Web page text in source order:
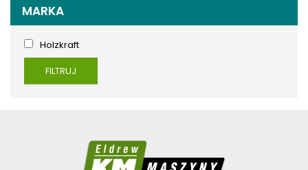
STRUGARKI DO DREWNA
STOJAKI HOLZSTAR
SZCZOTKARKI
KRAWĘDZIOWE
WIERTARKI POZIOME DO DREWNA, WIELOWRZECIONOWE,
MARKA
Holzkraft
FILTRUJ